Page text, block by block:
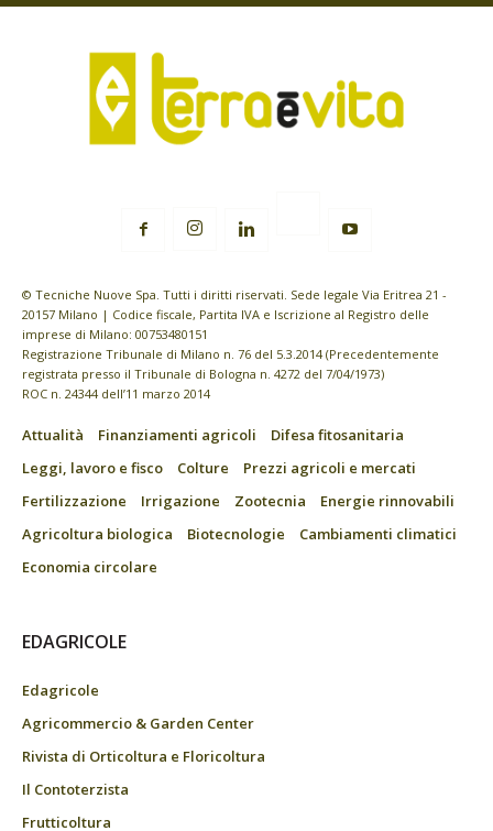
© Tecniche Nuove Spa. Tutti i diritti riservati. Sede legale Via Eritrea 21 -
20157 Milano | Codice fiscale, Partita IVA e Iscrizione al Registro delle
imprese di Milano: 00753480151
Registrazione Tribunale di Milano n. 76 del 5.3.2014 (Precedentemente
registrata presso il Tribunale di Bologna n. 4272 del 7/04/1973)
ROC n. 24344 dell’11 marzo 2014
Attualità Finanziamenti agricoli
Difesa fitosanitaria
Leggi, lavoro e fisco
Colture
Prezzi agricoli e mercati
Fertilizzazione
Irrigazione Zootecnia
Energie rinnovabili
Agricoltura biologica
Biotecnologie
Cambiamenti climatici
Economia circolare
EDAGRICOLE
Edagricole
Agricommercio & Garden Center
Rivista di Orticoltura e Floricoltura
Il Contoterzista
Frutticoltura